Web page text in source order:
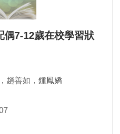
偶7-12歲在校學習狀
趙善如，鍾鳳嬌